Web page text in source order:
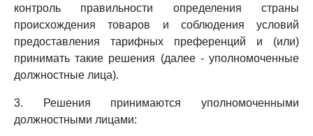
контроль правильности определения страны
происхождения товаров и соблюдения условий
предоставления тарифных преференций и (или)
принимать такие решения (далее - уполномоченные
должностные лица).
3. Решения принимаются уполномоченными
должностными лицами: